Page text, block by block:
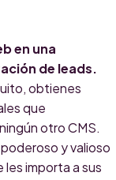
en una
de leads.
obtienes
que
otro CMS.
y valioso
importa a sus